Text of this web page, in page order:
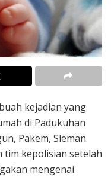
kejadian yang
di Padukuhan
Pakem, Sleman.
tim kepolisian setelah
mengenai